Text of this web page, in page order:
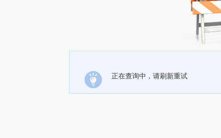
正在查询中，请刷新重试